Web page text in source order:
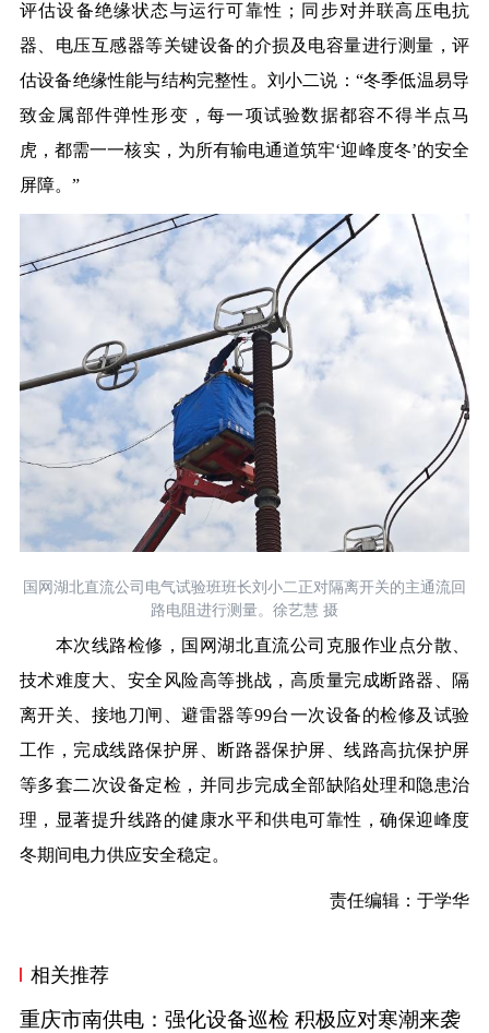
评估设备绝缘状态与运行可靠性；同步对并联高压电抗
器、电压互感器等关键设备的介损及电容量进行测量，评
估设备绝缘性能与结构完整性。刘小二说：“冬季低温易导
致金属部件弹性形变，每一项试验数据都容不得半点马
虎，都需一一核实，为所有输电通道筑牢‘迎峰度冬’的安全
屏障。”
国网湖北直流公司电气试验班班长刘小二正对隔离开关的主通流回
路电阻进行测量。徐艺慧 摄
本次线路检修，国网湖北直流公司克服作业点分散、
技术难度大、安全风险高等挑战，高质量完成断路器、隔
离开关、接地刀闸、避雷器等99台一次设备的检修及试验
工作，完成线路保护屏、断路器保护屏、线路高抗保护屏
等多套二次设备定检，并同步完成全部缺陷处理和隐患治
理，显著提升线路的健康水平和供电可靠性，确保迎峰度
冬期间电力供应安全稳定。
责任编辑：于学华
相关推荐
重庆市南供电：强化设备巡检 积极应对寒潮来袭